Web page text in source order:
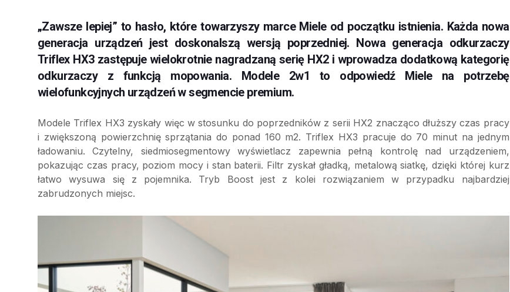
„Zawsze lepiej” to hasło, które towarzyszy marce Miele od początku istnienia. Każda nowa
generacja urządzeń jest doskonalszą wersją poprzedniej. Nowa generacja odkurzaczy
Triflex HX3 zastępuje wielokrotnie nagradzaną serię HX2 i wprowadza dodatkową kategorię
odkurzaczy z funkcją mopowania. Modele 2w1 to odpowiedź Miele na potrzebę
wielofunkcyjnych urządzeń w segmencie premium.
Modele Triflex HX3 zyskały więc w stosunku do poprzedników z serii HX2 znacząco dłuższy czas pracy
i zwiększoną powierzchnię sprzątania do ponad 160 m2. Triflex HX3 pracuje do 70 minut na jednym
ładowaniu. Czytelny, siedmiosegmentowy wyświetlacz zapewnia pełną kontrolę nad urządzeniem,
pokazując czas pracy, poziom mocy i stan baterii. Filtr zyskał gładką, metalową siatkę, dzięki której kurz
łatwo wysuwa się z pojemnika. Tryb Boost jest z kolei rozwiązaniem w przypadku najbardziej
zabrudzonych miejsc.